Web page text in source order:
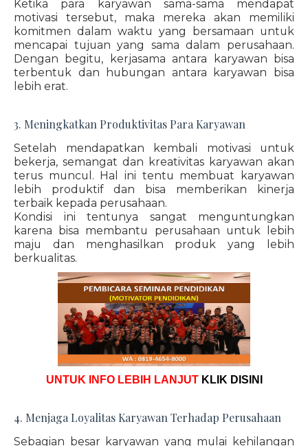
Ketika para karyawan sama-sama mendapat
motivasi tersebut, maka mereka akan memiliki
komitmen dalam waktu yang bersamaan untuk
mencapai tujuan yang sama dalam perusahaan.
Dengan begitu, kerjasama antara karyawan bisa
terbentuk dan hubungan antara karyawan bisa
lebih erat.
3. Meningkatkan Produktivitas Para Karyawan
Setelah mendapatkan kembali motivasi untuk
bekerja, semangat dan kreativitas karyawan akan
terus muncul. Hal ini tentu membuat karyawan
lebih produktif dan bisa memberikan kinerja
terbaik kepada perusahaan.
Kondisi ini tentunya sangat menguntungkan
karena bisa membantu perusahaan untuk lebih
maju dan menghasilkan produk yang lebih
berkualitas.
UNTUK INFO LEBIH LANJUT KLIK DISINI
4. Menjaga Loyalitas Karyawan Terhadap Perusahaan
Sebagian besar karyawan yang mulai kehilangan